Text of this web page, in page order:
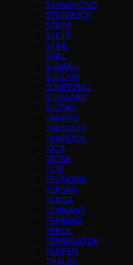
SSANGYONG
STEINBOCK
STEPA
STEYR
STIHL
STILL
SUBARU
SULLAIR
SUMITOMO
SUNWARD
SUZUKI
TADANO
TAKEUCHI
TAMROCK
TATA
TATRA
TCM
TECNOMA
TEKSAN
TEMSA
TENNANT
TERBERG
TEREX
TERRAGATOR
TEUPEN
THALER